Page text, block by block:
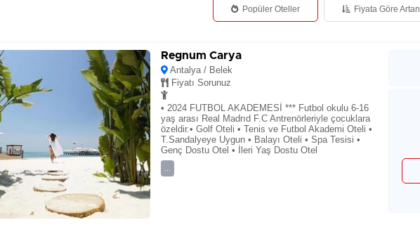
Popüler Oteller Fiyata Göre Artan
Regnum Carya
Antalya / Belek
Fiyatı Sorunuz
• 2024 FUTBOL AKADEMESİ *** Futbol okulu 6-16
yaş arası Real Madrıd F.C Antrenörleriyle çocuklara
özeldir.• Golf Oteli • Tenis ve Futbol Akademi Oteli •
T.Sandalyeye Uygun • Balayı Oteli • Spa Tesisi •
Genç Dostu Otel • İleri Yaş Dostu Otel